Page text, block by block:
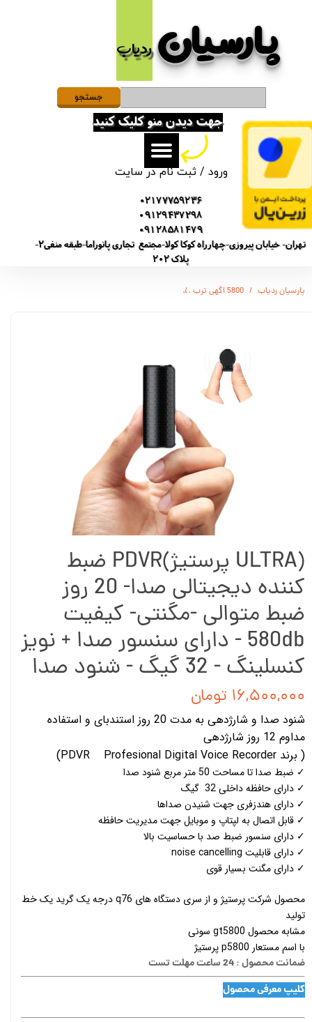
پارسیان​​​​​​​ردیاب
ورود /ثبت نام در سایت
حساب کاربری من
تغییر گذر واژه
سفارشات
خروج از حساب کاربری
02177759236
09129437298
09128581479
تهران- خیابان پیروزی-چهارراه کوکا کولا-مجتمع تجاری پانوراما-طبقه منفی2-
پلاک 202
جهت دیدن منو کلیک کنید
جستجو
پارسیان ردیاب 5800 اگهی ترب
(ULTRA پرستیژ)PDVR ضبط
کننده دیجیتالی صدا- 20 روز
ضبط متوالی -مگنتی- کیفیت
580db - دارای سنسور صدا + نویز
کنسلینگ - 32 گیگ - شنود صدا
۱۶,۵۰۰,۰۰۰ تومان
شنود صدا و شارژدهی به مدت 20 روز استندبای و استفاده
مداوم 12 روز شارژدهی
( برند PDVR Profesional Digital Voice Recorder)
✓ ضبط صدا تا مساحت 50 متر مربع شنود صدا
✓ دارای حافظه داخلی 32 گیگ
✓ دارای هندزفری جهت شنیدن صداها
✓ قابل اتصال به لپتاپ و موبایل جهت مدیریت حافظه
✓ دارای سنسور ضبط صد با حساسیت بالا
✓ دارای قابلیت noise cancelling
✓ دارای مگنت بسیار قوی
محصول شرکت پرستیژ و از سری دستگاه های q76 درجه یک گرید یک خط
تولید
مشابه محصول gt5800 سونی
با اسم مستعار p5800 پرستیژ
ضمانت محصول : 24 ساعت مهلت تست
کلیپ معرفی محصول